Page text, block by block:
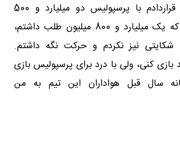
دیسک کمر دادم. قراردادم با پرسپولیس دو میلیارد و 500
میلیون تومان بود که یک میلیارد و 800 میلیون طلب داشتم،
شکایتی نیز نکردم و حرکت نگه داشتم.
بازی کنی، ولی با درد برای پرسپولیس بازی
سال قبل هواداران این تیم به من